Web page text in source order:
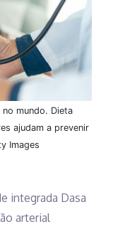
mundo. Dieta
ajudam a prevenir
Images
integrada Dasa
arterial